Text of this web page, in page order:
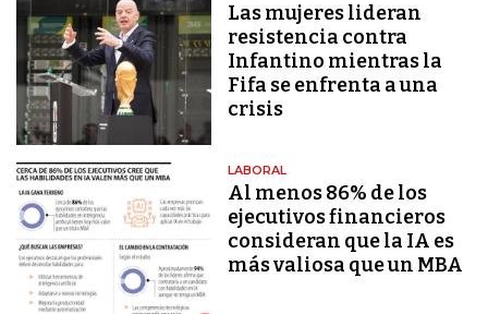
Las mujeres lideran
resistencia contra
Infantino mientras la
Fifa se enfrenta a una
crisis
LABORAL
Al menos 86% de los
ejecutivos financieros
consideran que la IA es
más valiosa que un MBA